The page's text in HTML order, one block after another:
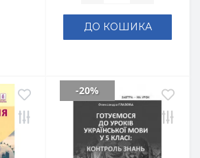
ДО КОШИКА
-20%